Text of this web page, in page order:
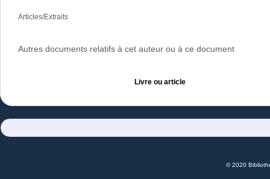
Articles/Extraits
Autres documents relatifs à cet auteur ou à ce document
Livre ou article
© 2020